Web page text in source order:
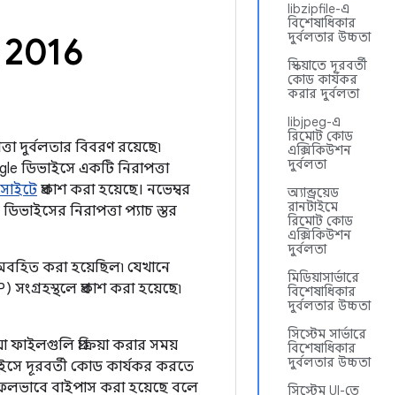
libzipfile-এ
বিশেষাধিকার
দুর্বলতার উচ্চতা
স্কিয়াতে দূরবর্তী
কোড কার্যকর
করার দুর্বলতা
libjpeg-এ
রিমোট কোড
এক্সিকিউশন
দুর্বলতা
অ্যান্ড্রয়েড
রানটাইমে
রিমোট কোড
এক্সিকিউশন
দুর্বলতা
মিডিয়াসার্ভারে
বিশেষাধিকার
দুর্বলতার উচ্চতা
সিস্টেম সার্ভারে
বিশেষাধিকার
দুর্বলতার উচ্চতা
সিস্টেম UI-তে
2016
দুর্বলতার বিবরণ রয়েছে৷
ডিভাইসে একটি নিরাপত্তা
প্রকাশ করা হয়েছে। নভেম্বর
নিরাপত্তা প্যাচ স্তর
করা হয়েছিল৷ যেখানে
প্রকাশ করা হয়েছে৷
প্রক্রিয়া করার সময়
দূরবর্তী কোড কার্যকর করতে
বাইপাস করা হয়েছে বলে